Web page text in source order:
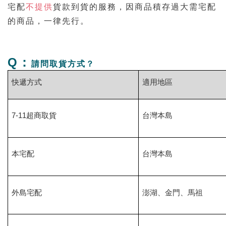
宅配不提供貨款到貨的服務，因商品積存過大需宅配
的商品，一律先行。
Q： 請問取貨方式？
快遞方式 適用地區
7-11超商取貨 台灣本島
本宅配 台灣本島
外島宅配 澎湖、金門、馬祖